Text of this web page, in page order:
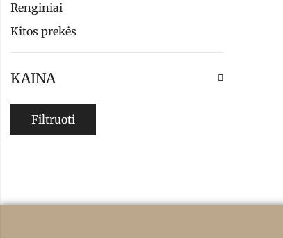
Renginiai
Kitos prekės
KAINA
Filtruoti